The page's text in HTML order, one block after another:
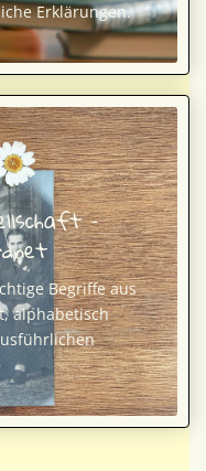
Erklärungen.
–
Begriffe aus
alphabetisch